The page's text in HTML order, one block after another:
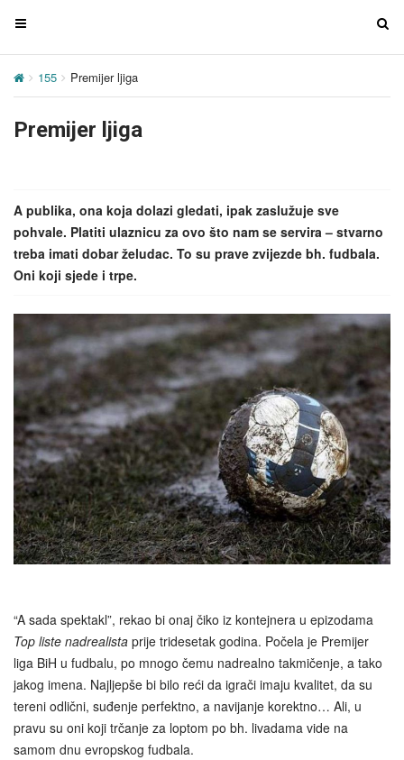
T
g
e
i
g
a
t
n
T
g
a
o
n
155 Premijer ljiga
Premijer ljiga
A publika, ona koja dolazi gledati, ipak zaslužuje sve
pohvale. Platiti ulaznicu za ovo što nam se servira – stvarno
treba imati dobar želudac. To su prave zvijezde bh. fudbala.
Oni koji sjede i trpe.
“A sada spektakl”, rekao bi onaj čiko iz kontejnera u epizodama
Top liste nadrealista prije tridesetak godina. Počela je Premijer
liga BiH u fudbalu, po mnogo čemu nadrealno takmičenje, a tako
jakog imena. Najljepše bi bilo reći da igrači imaju kvalitet, da su
tereni odlični, suđenje perfektno, a navijanje korektno… Ali, u
pravu su oni koji trčanje za loptom po bh. livadama vide na
samom dnu evropskog fudbala.